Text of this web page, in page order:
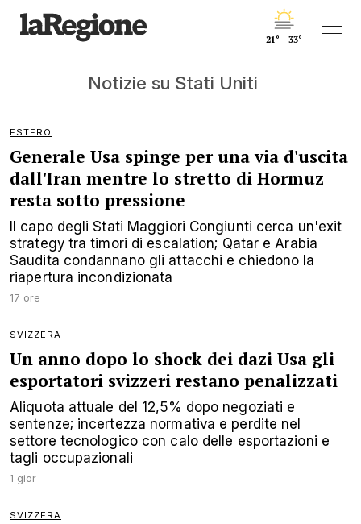
21° - 33°
Notizie su Stati Uniti
ESTERO
Generale Usa spinge per una via d'uscita
dall'Iran mentre lo stretto di Hormuz
resta sotto pressione
Il capo degli Stati Maggiori Congiunti cerca un'exit
strategy tra timori di escalation; Qatar e Arabia
Saudita condannano gli attacchi e chiedono la
riapertura incondizionata
17 ore
SVIZZERA
Un anno dopo lo shock dei dazi Usa gli
esportatori svizzeri restano penalizzati
Aliquota attuale del 12,5% dopo negoziati e
sentenze; incertezza normativa e perdite nel
settore tecnologico con calo delle esportazioni e
tagli occupazionali
1 gior
SVIZZERA